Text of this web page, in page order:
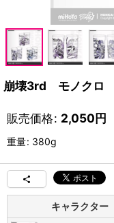
崩壊3rd モノクロ
販売価格: 2,050円
重量: 380g
キャラクター